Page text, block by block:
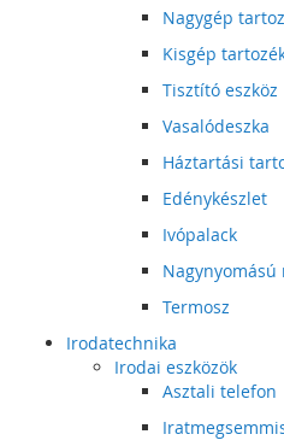
Nagygép
Kisgép
Tisztító eszköz
Vasalódeszka
Háztartási
Edénykészlet
Ivópalack
Nagynyomású
Termosz
Irodatechnika
Irodai eszközök
Asztali telefon